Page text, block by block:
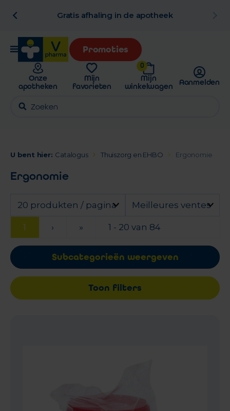
Gratis afhaling in de apotheek
Promoties
Onze
apotheken
Mijn
favorieten
0
Mijn
winkelwagen
Aanmelden
U bent hier: Catalogus Thuiszorg en EHBO Ergonomie
Ergonomie
20 produkten / pagina Meilleures ventes
1 › » 1 - 20 van 84
Subcategorieën weergeven
Toon filters